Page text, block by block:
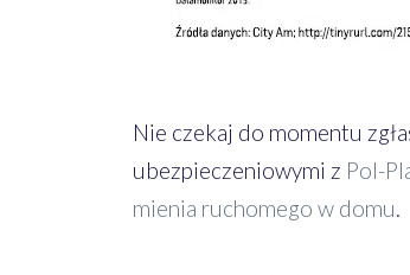
Nie czekaj do momentu
ubezpieczeniowymi z Pol-
mienia ruchomego w domu.